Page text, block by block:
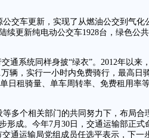
公交车更新，实现了从燃油公交到气化
续更新纯电动公交车1928台，绿色公
通系统同样身披“绿衣”。2012年以来
辆，实行一小时内免费骑行，最高日
日租骑量、单车周转率、免费租用率
多个相关部门的共同努力下，布局合
形成。今年7月30日，交通运输部正式
通运输局党组成员任选平表示，下一